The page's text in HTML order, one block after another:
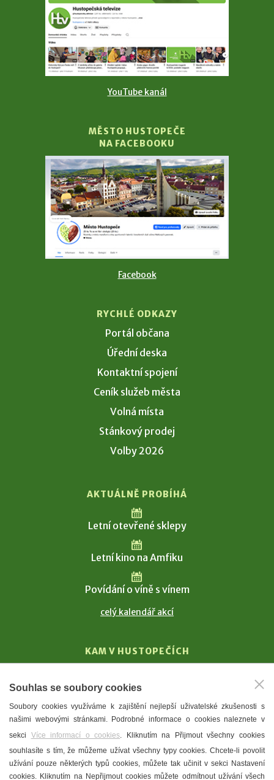
YouTube kanál
MĚSTO HUSTOPEČE
NA FACEBOOKU
Facebook
RYCHLÉ ODKAZY
Portál občana
Úřední deska
Kontaktní spojení
Ceník služeb města
Volná místa
Stánkový prodej
Volby 2026
AKTUÁLNĚ PROBÍHÁ
Letní otevřené sklepy
Letní kino na Amfiku
Povídání o víně s vínem
celý kalendář akcí
KAM V HUSTOPEČÍCH
T. G. Masaryk
Mandloně
Ubytování
Restaurace
Městské muzeum a galerie
Souhlas se soubory cookies
Soubory cookies využíváme k zajištění nejlepší uživatelské zkušenosti s
našimi webovými stránkami. Podrobné informace o cookies naleznete v
sekci Více informací o cookies. Kliknutím na Přijmout všechny cookies
souhlasíte s tím, že můžeme užívat všechny typy cookies. Chcete-li povolit
užívání pouze některých typů cookies, můžete tak učinit v sekci Nastavení
cookies. Kliknutím na Nepřijmout cookies můžete odmítnout užívání všech